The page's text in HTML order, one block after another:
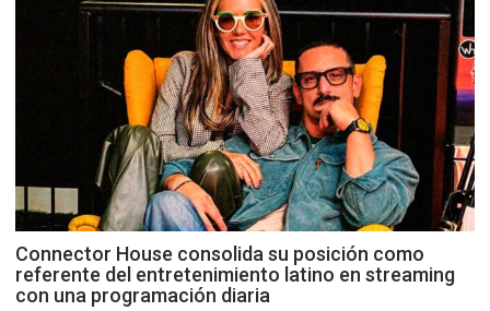
Connector House consolida su posición como
referente del entretenimiento latino en streaming
con una programación diaria